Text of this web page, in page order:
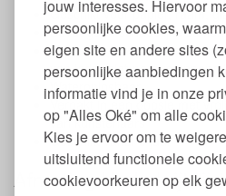
jouw interesses. Hiervoor
persoonlijke cookies,
eigen site en andere sites
persoonlijke aanbiedingen
informatie vind je in onze
op "Alles Oké" om alle
Kies je ervoor om te
uitsluitend functionele
cookievoorkeuren op elk
Geschikt voor papier, raam,
Bevat geen schadelijke stoffen
Makkelijk verwijderbaar met
van ieder niet-poreus
Wateroplosbaar
Verpakt in een doosje met
van kunstenaars
Geschikt vanaf 3 jaar
Afmeting kinderkrijt